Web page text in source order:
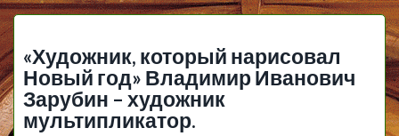
«Художник, который нарисовал
Новый год» Владимир Иванович
Зарубин – художник
мультипликатор.